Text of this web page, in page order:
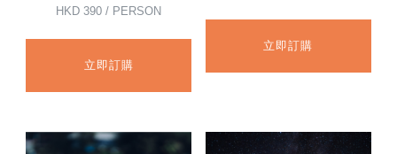
HKD 390 / PERSON
立即訂購
立即訂購